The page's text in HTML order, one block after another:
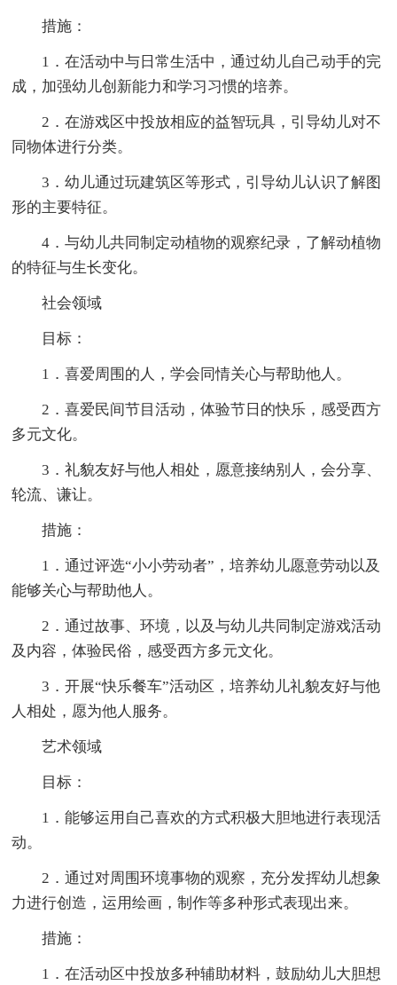
措施：
1．在活动中与日常生活中，通过幼儿自己动手的完
成，加强幼儿创新能力和学习习惯的培养。
2．在游戏区中投放相应的益智玩具，引导幼儿对不
同物体进行分类。
3．幼儿通过玩建筑区等形式，引导幼儿认识了解图
形的主要特征。
4．与幼儿共同制定动植物的观察纪录，了解动植物
的特征与生长变化。
社会领域
目标：
1．喜爱周围的人，学会同情关心与帮助他人。
2．喜爱民间节目活动，体验节日的快乐，感受西方
多元文化。
3．礼貌友好与他人相处，愿意接纳别人，会分享、
轮流、谦让。
措施：
1．通过评选“小小劳动者”，培养幼儿愿意劳动以及
能够关心与帮助他人。
2．通过故事、环境，以及与幼儿共同制定游戏活动
及内容，体验民俗，感受西方多元文化。
3．开展“快乐餐车”活动区，培养幼儿礼貌友好与他
人相处，愿为他人服务。
艺术领域
目标：
1．能够运用自己喜欢的方式积极大胆地进行表现活
动。
2．通过对周围环境事物的观察，充分发挥幼儿想象
力进行创造，运用绘画，制作等多种形式表现出来。
措施：
1．在活动区中投放多种辅助材料，鼓励幼儿大胆想